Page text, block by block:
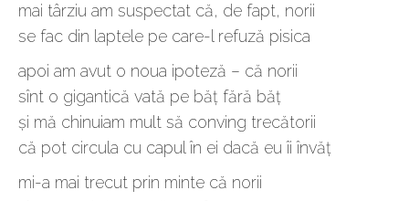
mai târziu am suspectat că, de fapt, norii
se fac din laptele pe care-l refuză pisica
apoi am avut o noua ipoteză – că norii
sînt o gigantică vată pe băţ fără băţ
şi mă chinuiam mult să conving trecătorii
că pot circula cu capul în ei dacă eu îi învăţ
mi-a mai trecut prin minte că norii